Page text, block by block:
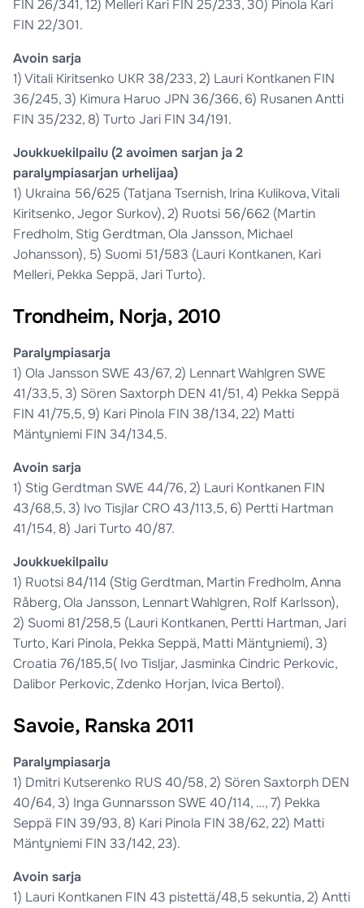
FIN 26/341, 12) Melleri Kari FIN 25/233, 30) Pinola Kari
FIN 22/301.
Avoin sarja
1) Vitali Kiritsenko UKR 38/233, 2) Lauri Kontkanen FIN
36/245, 3) Kimura Haruo JPN 36/366, 6) Rusanen Antti
FIN 35/232, 8) Turto Jari FIN 34/191.
Joukkuekilpailu (2 avoimen sarjan ja 2
paralympiasarjan urhelijaa)
1) Ukraina 56/625 (Tatjana Tsernish, Irina Kulikova, Vitali
Kiritsenko, Jegor Surkov), 2) Ruotsi 56/662 (Martin
Fredholm, Stig Gerdtman, Ola Jansson, Michael
Johansson), 5) Suomi 51/583 (Lauri Kontkanen, Kari
Melleri, Pekka Seppä, Jari Turto).
Trondheim, Norja, 2010
Paralympiasarja
1) Ola Jansson SWE 43/67, 2) Lennart Wahlgren SWE
41/33,5, 3) Sören Saxtorph DEN 41/51, 4) Pekka Seppä
FIN 41/75,5, 9) Kari Pinola FIN 38/134, 22) Matti
Mäntyniemi FIN 34/134,5.
Avoin sarja
1) Stig Gerdtman SWE 44/76, 2) Lauri Kontkanen FIN
43/68,5, 3) Ivo Tisjlar CRO 43/113,5, 6) Pertti Hartman
41/154, 8) Jari Turto 40/87.
Joukkuekilpailu
1) Ruotsi 84/114 (Stig Gerdtman, Martin Fredholm, Anna
Råberg, Ola Jansson, Lennart Wahlgren, Rolf Karlsson),
2) Suomi 81/258,5 (Lauri Kontkanen, Pertti Hartman, Jari
Turto, Kari Pinola, Pekka Seppä, Matti Mäntyniemi), 3)
Croatia 76/185,5( Ivo Tisljar, Jasminka Cindric Perkovic,
Dalibor Perkovic, Zdenko Horjan, Ivica Bertol).
Savoie, Ranska 2011
Paralympiasarja
1) Dmitri Kutserenko RUS 40/58, 2) Sören Saxtorph DEN
40/64, 3) Inga Gunnarsson SWE 40/114, …, 7) Pekka
Seppä FIN 39/93, 8) Kari Pinola FIN 38/62, 22) Matti
Mäntyniemi FIN 33/142, 23).
Avoin sarja
1) Lauri Kontkanen FIN 43 pistettä/48,5 sekuntia, 2) Antti